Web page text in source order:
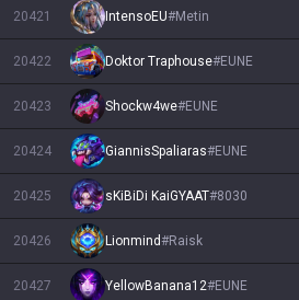
20421 IntensoEU#Metin
20422 Doktor Traphouse#EUNE
20423 Shockw4we#EUNE
20424 GiannisSpaliaras#EUNE
20425 sKiBiDi KaiGYAAT#8030
20426 Lionmind#Raisk
20427 YellowBanana12#EUNE